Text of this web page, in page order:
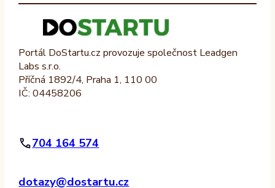
Portál DoStartu.cz provozuje společnost Leadgen
Labs s.r.o.
Příčná 1892/4, Praha 1, 110 00
IČ: 04458206
704 164 574
dotazy@dostartu.cz